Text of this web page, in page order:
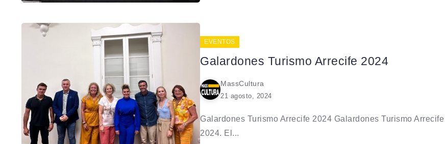
EVENTOS
Galardones Turismo Arrecife 2024
MassCultura
21 agosto, 2024
Galardones Turismo Arrecife 2024 Galardones Turismo Arrecife
2024. El...